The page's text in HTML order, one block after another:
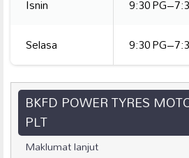
Isnin
9:30
Selasa
9:30
BKFD POWER TYRES
PLT
Maklumat lanjut